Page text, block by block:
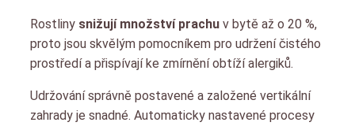
Rostliny snižují množství prachu v bytě až o 20 %,
proto jsou skvělým pomocníkem pro udržení čistého
prostředí a přispívají ke zmírnění obtíží alergiků.
Udržování správně postavené a založené vertikální
zahrady je snadné. Automaticky nastavené procesy